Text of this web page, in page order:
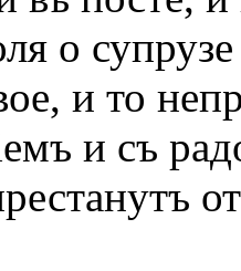
о
и то
и съ